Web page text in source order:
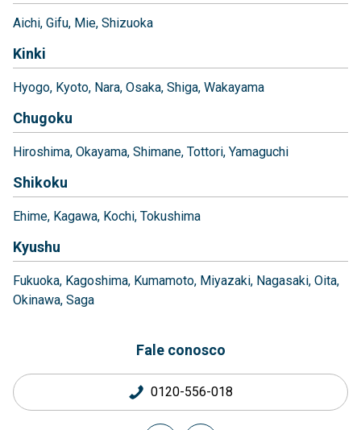
Aichi Gifu Mie Shizuoka
Kinki
Hyogo Kyoto Nara Osaka Shiga Wakayama
Chugoku
Hiroshima Okayama Shimane Tottori Yamaguchi
Shikoku
Ehime Kagawa Kochi Tokushima
Kyushu
Fukuoka Kagoshima Kumamoto Miyazaki Nagasaki Oita
Okinawa Saga
Fale conosco
0120-556-018